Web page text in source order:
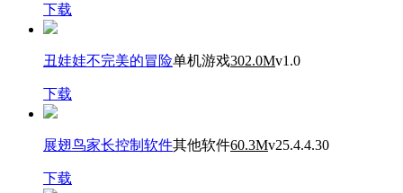
下载
丑娃娃不完美的冒险单机游戏302.0Mv1.0
下载
展翅鸟家长控制软件其他软件60.3Mv25.4.4.30
下载